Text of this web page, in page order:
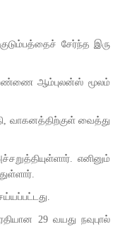
சேர்ந்த இரு
ஆம்புலன்ஸ் மூலம்
வாகனத்திற்குள் வைத்து
எனினும்
29 வயது நவுபுால்